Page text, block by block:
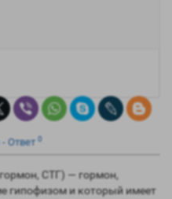
Ответ 0
СТГ) — гормон,
гипофизом и который имеет